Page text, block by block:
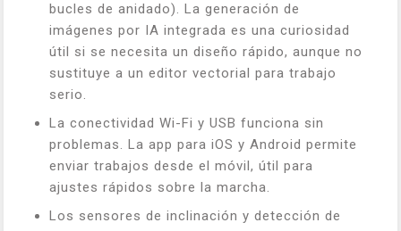
bucles de anidado). La generación de
imágenes por IA integrada es una curiosidad
útil si se necesita un diseño rápido, aunque no
sustituye a un editor vectorial para trabajo
serio.
La conectividad Wi-Fi y USB funciona sin
problemas. La app para iOS y Android permite
enviar trabajos desde el móvil, útil para
ajustes rápidos sobre la marcha.
Los sensores de inclinación y detección de